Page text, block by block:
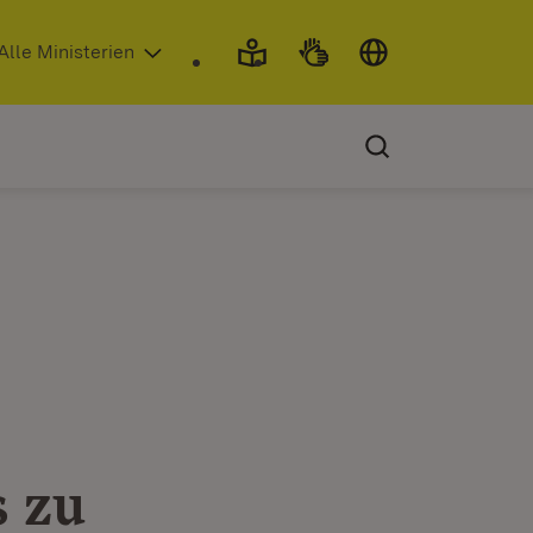
neuem Fenster)
Ministerien
zu